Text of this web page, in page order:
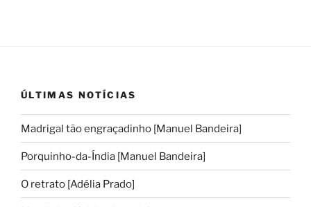
ÚLTIMAS NOTÍCIAS
Madrigal tão engraçadinho [Manuel Bandeira]
Porquinho-da-Índia [Manuel Bandeira]
O retrato [Adélia Prado]